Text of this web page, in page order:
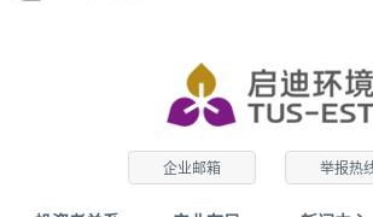
企业邮箱 举报热